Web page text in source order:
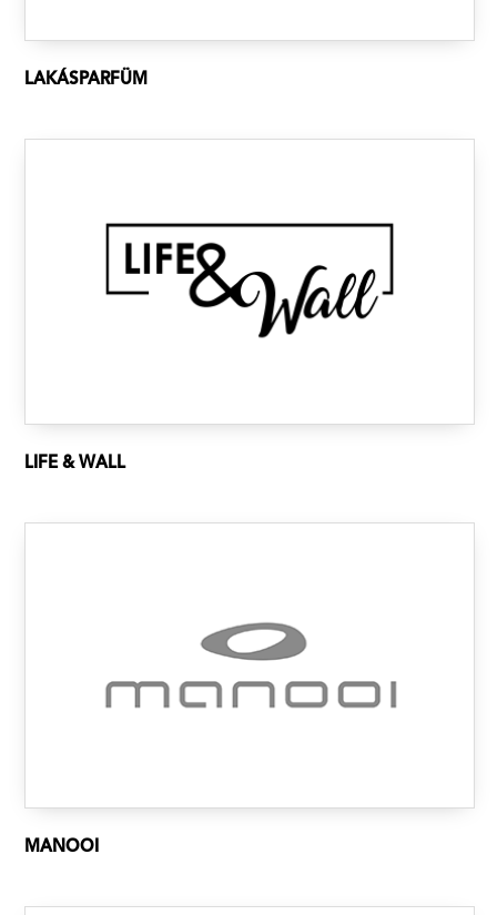
LAKÁSPARFÜM
LIFE & WALL
MANOOI